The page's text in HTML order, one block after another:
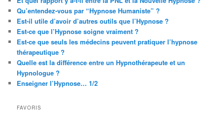
Qu’entendez-vous par “Hypnose Humaniste” ?
Est-il utile d’avoir d’autres outils que l’Hypnose ?
Est-ce que l’Hypnose soigne vraiment ?
Est-ce que seuls les médecins peuvent pratiquer l’hypnose
thérapeutique ?
Quelle est la différence entre un Hypnothérapeute et un
Hypnologue ?
Enseigner l’Hypnose… 1/2
FAVORIS